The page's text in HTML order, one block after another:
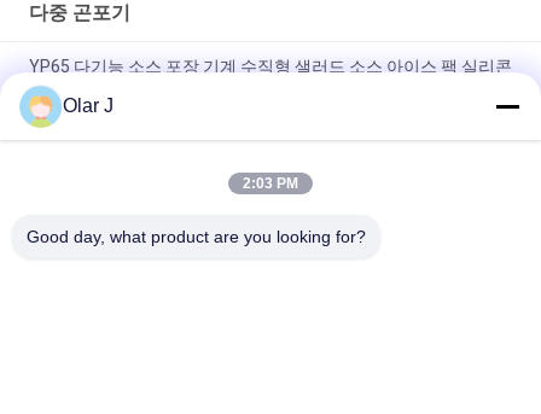
다중 곤포기
YP65 다기능 소스 포장 기계 수직형 샐러드 소스 아이스 팩 실리콘
오일
2600W 15KHZ 규범 플라스틱 용접 기계 MP -
Olar J
2:03 PM
Good day, what product are you looking for?